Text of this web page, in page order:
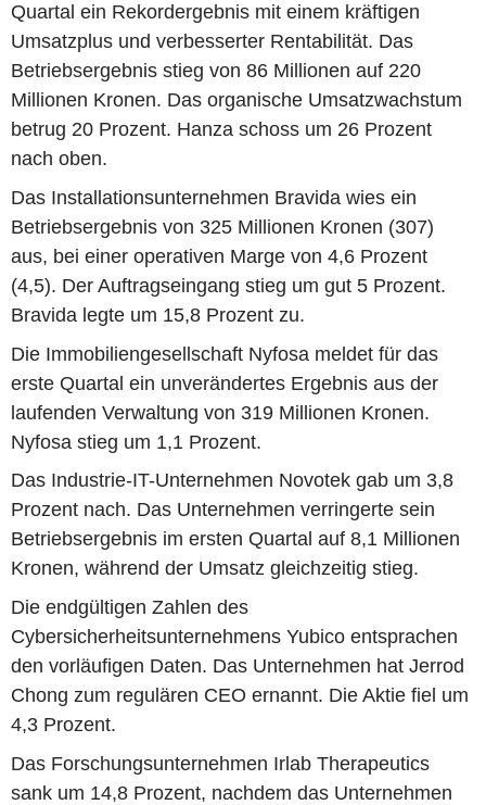
Quartal ein Rekordergebnis mit einem kräftigen
Umsatzplus und verbesserter Rentabilität. Das
Betriebsergebnis stieg von 86 Millionen auf 220
Millionen Kronen. Das organische Umsatzwachstum
betrug 20 Prozent. Hanza schoss um 26 Prozent
nach oben.
Das Installationsunternehmen Bravida wies ein
Betriebsergebnis von 325 Millionen Kronen (307)
aus, bei einer operativen Marge von 4,6 Prozent
(4,5). Der Auftragseingang stieg um gut 5 Prozent.
Bravida legte um 15,8 Prozent zu.
Die Immobiliengesellschaft Nyfosa meldet für das
erste Quartal ein unverändertes Ergebnis aus der
laufenden Verwaltung von 319 Millionen Kronen.
Nyfosa stieg um 1,1 Prozent.
Das Industrie-IT-Unternehmen Novotek gab um 3,8
Prozent nach. Das Unternehmen verringerte sein
Betriebsergebnis im ersten Quartal auf 8,1 Millionen
Kronen, während der Umsatz gleichzeitig stieg.
Die endgültigen Zahlen des
Cybersicherheitsunternehmens Yubico entsprachen
den vorläufigen Daten. Das Unternehmen hat Jerrod
Chong zum regulären CEO ernannt. Die Aktie fiel um
4,3 Prozent.
Das Forschungsunternehmen Irlab Therapeutics
sank um 14,8 Prozent, nachdem das Unternehmen